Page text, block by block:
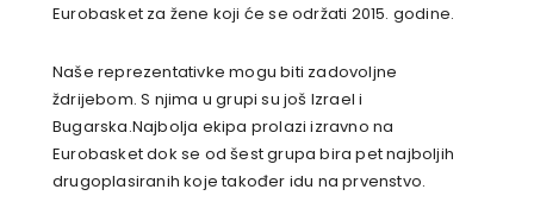
Eurobasket za žene koji će se održati 2015. godine.
Naše reprezentativke mogu biti zadovoljne
ždrijebom. S njima u grupi su još Izrael i
Bugarska.Najbolja ekipa prolazi izravno na
Eurobasket dok se od šest grupa bira pet najboljih
drugoplasiranih koje također idu na prvenstvo.